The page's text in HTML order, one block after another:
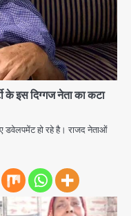
इस दिग्गज नेता का कटा
डवेलपमेंट हो रहे है। राजद नेताओं
क्रैश, जांच शुरू
हादसे का शिकार, कोई